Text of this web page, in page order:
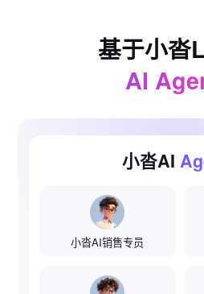
基于小沓
AI
小沓AI
小沓AI销售专员